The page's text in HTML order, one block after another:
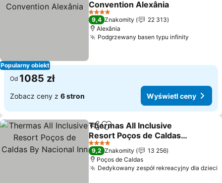
Popularny obiekt
Convention Alexânia
Wyświetl ceny
4 Kategoria
9,4 Znakomity
22 313
Alexânia
Podgrzewany basen typu infinity
Od 1085 zł
Zobacz ceny z 6 stron Wyświetl ceny
Udostępnij
Dodaj do ulubionych
Thermas All Inclusive
Resort Poços de Caldas
By Nacional Inn
Wyświetl ceny
4 Kategoria
9,2 Znakomity
13 256
Poços de Caldas
Dedykowany zespół rekreacyjny dla dzieci